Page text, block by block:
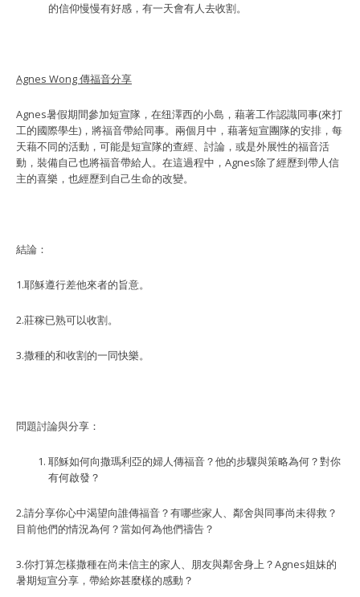
的信仰慢慢有好感，有一天會有人去收割。
Agnes Wong傳福音分享
Agnes暑假期間參加短宣隊，在纽澤西的小島，藉著工作認識同事(來打
工的國際學生)，將福音帶給同事。兩個月中，藉著短宣團隊的安排，每
天藉不同的活動，可能是短宣隊的查經、討論，或是外展性的福音活
動，裝備自己也將福音帶給人。在這過程中，Agnes除了經歷到帶人信
主的喜樂，也經歷到自己生命的改變。
結論：
1.耶穌遵行差他來者的旨意。
2.莊稼已熟可以收割。
3.撒種的和收割的一同快樂。
問題討論與分享：
耶穌如何向撒瑪利亞的婦人傳福音？他的步驟與策略為何？對你
有何啟發？
2.請分享你心中渴望向誰傳福音？有哪些家人、鄰舍與同事尚未得救？
目前他們的情況為何？當如何為他們禱告？
3.你打算怎樣撒種在尚未信主的家人、朋友與鄰舍身上？Agnes姐妹的
暑期短宣分享，帶給妳甚麼樣的感動？